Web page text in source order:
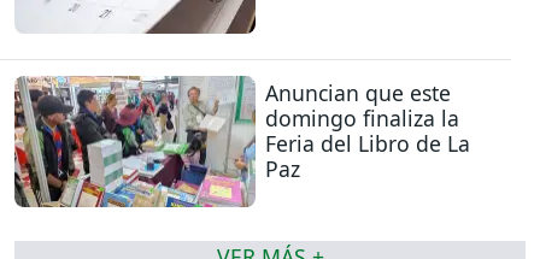
Anuncian que este
domingo finaliza la
Feria del Libro de La
Paz